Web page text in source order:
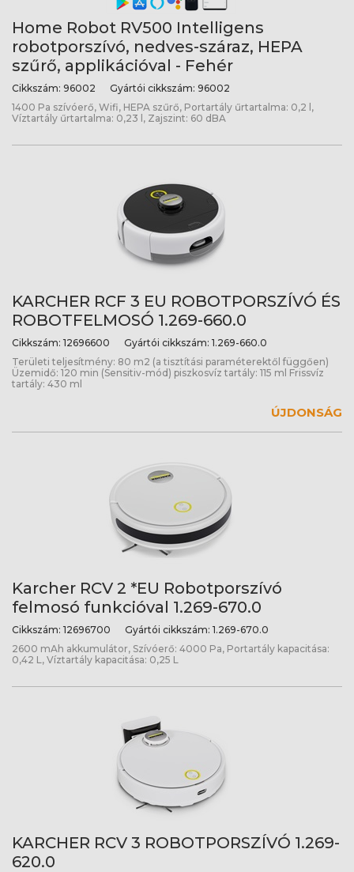
Home Robot RV500 Intelligens
robotporszívó, nedves-száraz, HEPA
szűrő, applikációval - Fehér
Cikkszám: 96002 Gyártói cikkszám: 96002
1400 Pa szívóerő, Wifi, HEPA szűrő, Portartály űrtartalma: 0,2 l,
Víztartály űrtartalma: 0,23 l, Zajszint: 60 dBA
KARCHER RCF 3 EU ROBOTPORSZÍVÓ ÉS
ROBOTFELMOSÓ 1.269-660.0
Cikkszám: 12696600 Gyártói cikkszám: 1.269-660.0
Területi teljesítmény: 80 m2 (a tisztítási paraméterektől függően)
Üzemidő: 120 min (Sensitiv-mód) piszkosvíz tartály: 115 ml Frissvíz
tartály: 430 ml
ÚJDONSÁG
Karcher RCV 2 *EU Robotporszívó
felmosó funkcióval 1.269-670.0
Cikkszám: 12696700 Gyártói cikkszám: 1.269-670.0
2600 mAh akkumulátor, Szívóerő: 4000 Pa, Portartály kapacitása:
0,42 L, Víztartály kapacitása: 0,25 L
KARCHER RCV 3 ROBOTPORSZÍVÓ 1.269-
620.0